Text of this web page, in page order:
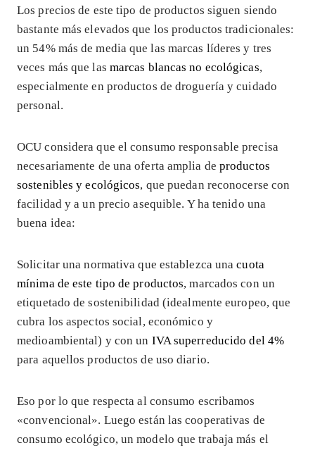
Los precios de este tipo de productos siguen siendo
bastante más elevados que los productos tradicionales:
un 54% más de media que las marcas líderes y tres
veces más que las marcas blancas no ecológicas,
especialmente en productos de droguería y cuidado
personal.
OCU considera que el consumo responsable precisa
necesariamente de una oferta amplia de productos
sostenibles y ecológicos, que puedan reconocerse con
facilidad y a un precio asequible. Y ha tenido una
buena idea:
Solicitar una normativa que establezca unacuota
mínima de este tipo de productos, marcados con un
etiquetado de sostenibilidad (idealmente europeo, que
cubra los aspectos social, económico y
medioambiental) y con un IVA superreducido del 4%
para aquellos productos de uso diario.
Eso por lo que respecta al consumo escribamos
«convencional». Luego están las cooperativas de
consumo ecológico, un modelo que trabaja más el